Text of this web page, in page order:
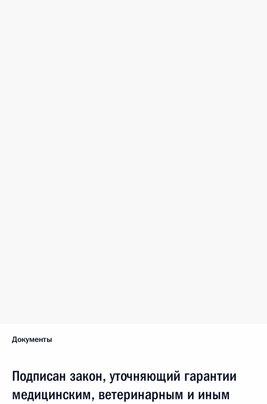
Документы
Подписан закон, уточняющий гарантии
медицинским, ветеринарным и иным